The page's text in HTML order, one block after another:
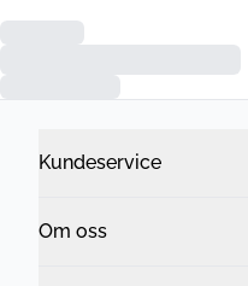
Kundeservice
Om oss